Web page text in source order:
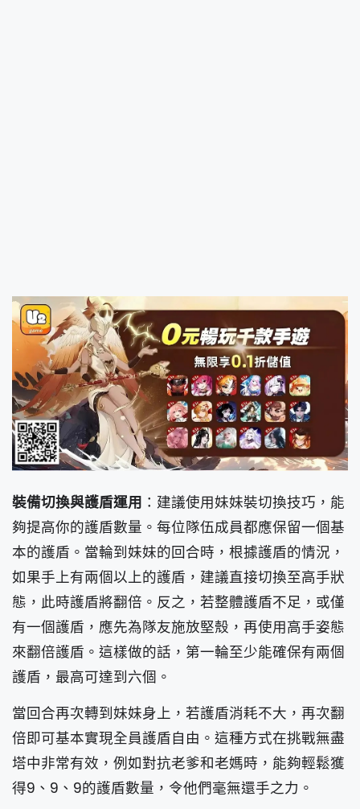
裝備切換與護盾運用 ：建議使用妹妹裝切換技巧，能
夠提高你的護盾數量。每位隊伍成員都應保留一個基
本的護盾。當輪到妹妹的回合時，根據護盾的情況，
如果手上有兩個以上的護盾，建議直接切換至高手狀
態，此時護盾將翻倍。反之，若整體護盾不足，或僅
有一個護盾，應先為隊友施放堅殼，再使用高手姿態
來翻倍護盾。這樣做的話，第一輪至少能確保有兩個
護盾，最高可達到六個。
當回合再次轉到妹妹身上，若護盾消耗不大，再次翻
倍即可基本實現全員護盾自由。這種方式在挑戰無盡
塔中非常有效，例如對抗老爹和老媽時，能夠輕鬆獲
得9、9、9的護盾數量，令他們毫無還手之力。